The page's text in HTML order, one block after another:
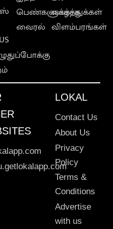
பெண்களுக்காக
வைரல்
வாழ்த்துக்கள்
விளம்பரங்கள்
LOKAL
Contact Us
About Us
Privacy
Policy
Terms &
Conditions
Advertise
with us